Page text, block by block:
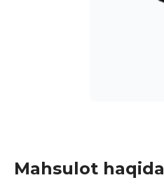
Mahsulot haqida